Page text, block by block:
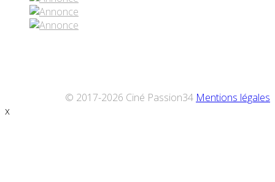
© 2017-2026 Ciné Passion34 Mentions légales
x